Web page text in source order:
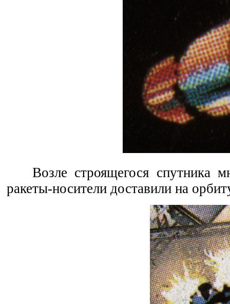
Возле строящегося спутника
ракеты-носители доставили на